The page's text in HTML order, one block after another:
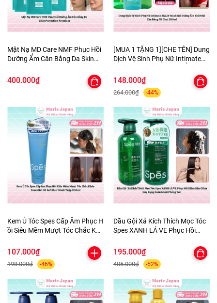
Mặt Nạ MD Care NMF Phục Hồi
Dưỡng Ẩm Cân Bằng Da Skin
400.000₫
[MUA 1 TẶNG 1][CHE TÊN] Dung
Dịch Vệ Sinh Phụ Nữ Intimate
KhửMùi CânBằng PH Chai
200ml-TẶNG 1MASK
148.000₫
264.000₫ -44%
Kem Ủ Tóc Spes Cấp Ẩm Phục H
ồi Siêu Mềm Mượt Tóc Chắc Khỏ
ýp 200ml
107.000₫
198.000₫ -46%
Dầu Gội Xả Kích Thích Mọc Tóc
Spes XANH LÁ VE Phục Hồi
Mượt Phồng Tóc
195.000₫
405.000₫ -52%